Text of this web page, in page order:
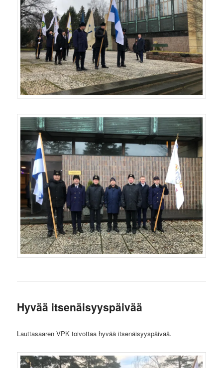
Hyvää itsenäisyyspäivää
Lauttasaaren VPK toivottaa hyvää itsenäisyyspäivää.